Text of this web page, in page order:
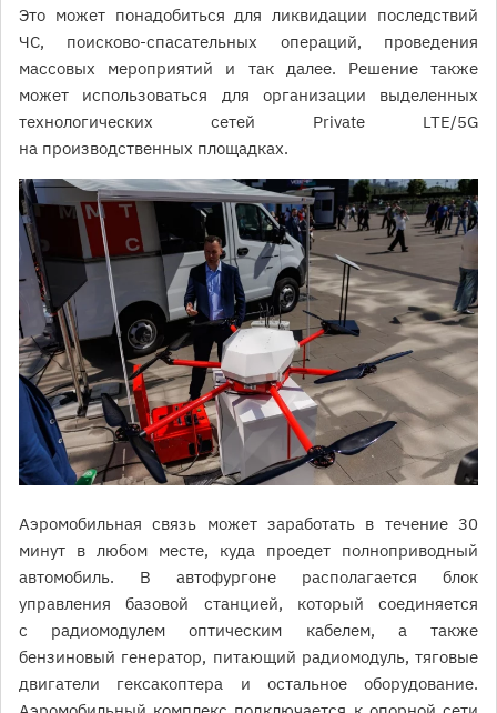
Это может понадобиться для ликвидации последствий
ЧС, поисково-спасательных операций, проведения
массовых мероприятий и так далее. Решение также
может использоваться для организации выделенных
технологических сетей Private LTE/5G
на производственных площадках.
Аэромобильная связь может заработать в течение 30
минут в любом месте, куда проедет полноприводный
автомобиль. В автофургоне располагается блок
управления базовой станцией, который соединяется
с радиомодулем оптическим кабелем, а также
бензиновый генератор, питающий радиомодуль, тяговые
двигатели гексакоптера и остальное оборудование.